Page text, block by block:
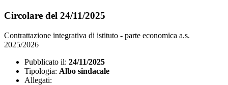
Circolare del 24/11/2025
Contrattazione integrativa di istituto - parte economica a.s.
2025/2026
Pubblicato il: 24/11/2025
Tipologia: Albo sindacale
Allegati: